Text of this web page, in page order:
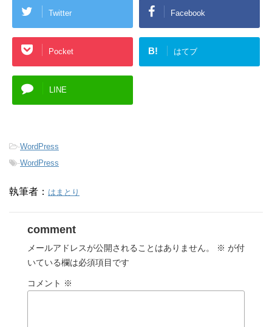
Twitter Facebook
Pocket B! はてブ
LINE
-WordPress
-WordPress
執筆者： はまとり
comment
メールアドレスが公開されることはありません。 ※ が付
いている欄は必須項目です
コメント ※